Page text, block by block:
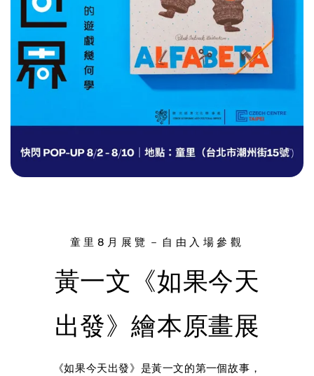
童里8月展覽－自由入場參觀
黃一文《如果今天
出發》繪本原畫展
《如果今天出發》是黃一文的第一個故事，